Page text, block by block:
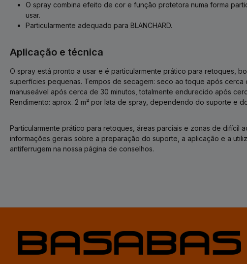
O spray combina efeito de cor e função protetora numa forma
usar.
Particularmente adequado para BLANCHARD.
Aplicação e técnica
O spray está pronto a usar e é particularmente prático para retoques,
superfícies pequenas. Tempos de secagem: seco ao toque após cerca
manuseável após cerca de 30 minutos, totalmente endurecido após
Rendimento: aprox. 2 m² por lata de spray, dependendo do suporte e
Particularmente prático para retoques, áreas parciais e zonas de difícil
informações gerais sobre a preparação do suporte, a aplicação e a
antiferrugem na nossa página de conselhos.